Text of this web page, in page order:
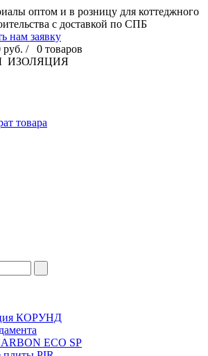
оптом и в розницу для коттеджного
с доставкой по СПБ
нам заявку
руб. / 0 товаров
ИЗОЛЯЦИЯ
товара
КОРУНД
ECO SP